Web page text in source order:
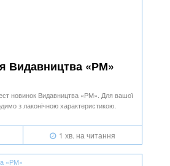
Видавництва «РМ»
новинок Видавництва «РМ». Для вашої
з лаконічною характеристикою.
1 хв. на читання